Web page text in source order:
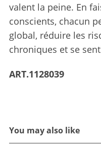
valent la peine. En
conscients, chacun
global, réduire les
chroniques et se
ART.1128039
You may also like